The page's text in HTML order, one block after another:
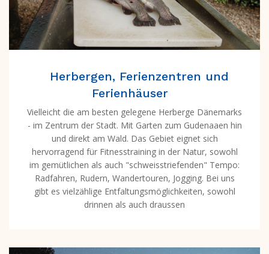
Herbergen, Ferienzentren und
Ferienhäuser
Vielleicht die am besten gelegene Herberge Dänemarks
- im Zentrum der Stadt. Mit Garten zum Gudenaaen hin
und direkt am Wald. Das Gebiet eignet sich
hervorragend für Fitnesstraining in der Natur, sowohl
im gemütlichen als auch "schweisstriefenden" Tempo:
Radfahren, Rudern, Wandertouren, Jogging. Bei uns
gibt es vielzählige Entfaltungsmöglichkeiten, sowohl
drinnen als auch draussen